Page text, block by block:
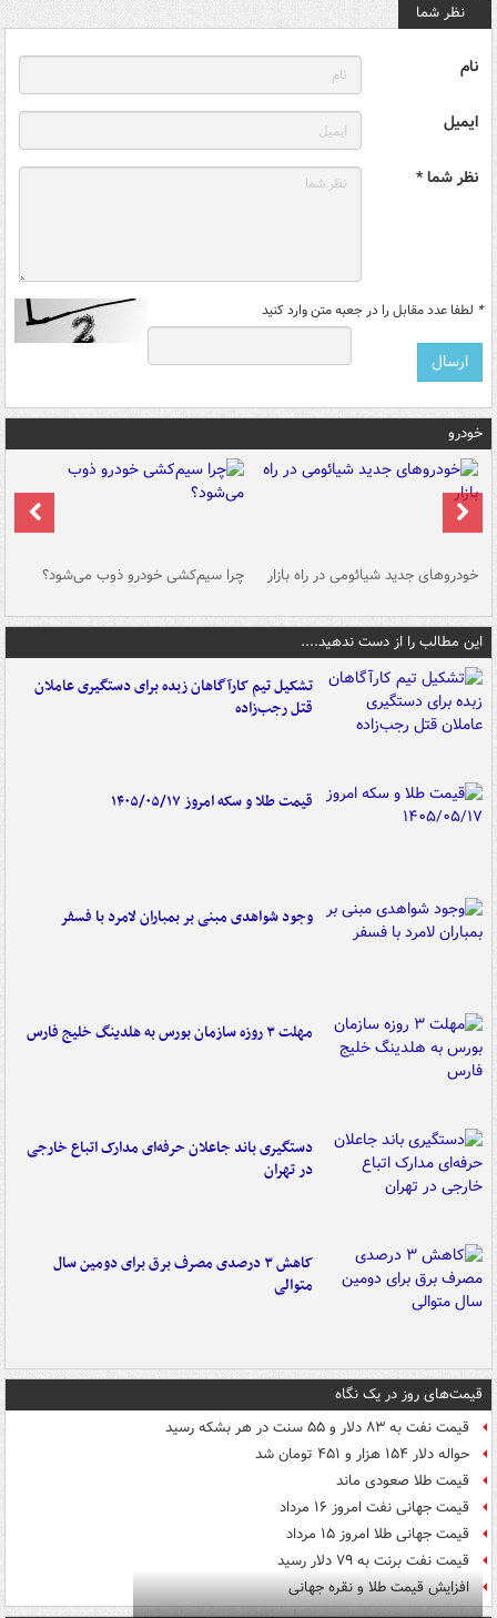
نظر شما
نام
ایمیل
نظر شما *
* لطفا عدد مقابل را در جعبه متن وارد کنید
خودرو
خودروهای جدید شیائومی در راه بازار چرا سیم‌کشی خودرو ذوب می‌شود؟
این مطالب را از دست ندهید....
تشکیل تیم کارآگاهان زبده برای دستگیری عاملان
قتل رجب‌زاده
قیمت طلا و سکه امروز ۱۴۰۵/۰۵/۱۷
وجود شواهدی مبنی بر بمباران لامرد با فسفر
مهلت ۳ روزه سازمان بورس به هلدینگ خلیج فارس
دستگیری باند جاعلان حرفه‌ای مدارک اتباع خارجی
در تهران
کاهش ۳ درصدی مصرف برق برای دومین سال
متوالی
قیمت‌های روز در یک نگاه
قیمت نفت به ۸۳ دلار و ۵۵ سنت در هر بشکه رسید
حواله دلار ۱۵۴ هزار و ۴۵۱ تومان شد
قیمت طلا صعودی ماند
قیمت جهانی نفت امروز ۱۶ مرداد
قیمت جهانی طلا امروز ۱۵ مرداد
قیمت نفت برنت به ۷۹ دلار رسید
افزایش قیمت طلا و نقره جهانی